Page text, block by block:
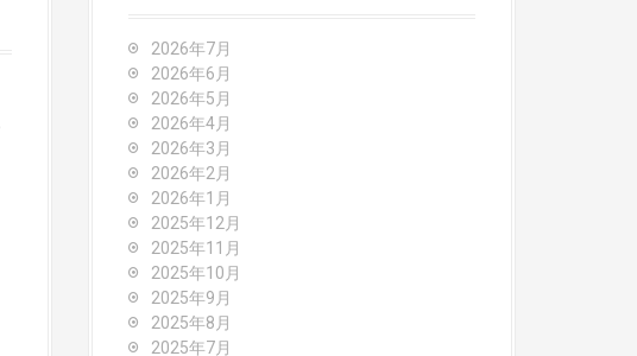
2026年7月
2026年6月
2026年5月
2026年4月
2026年3月
2026年2月
2026年1月
2025年12月
2025年11月
2025年10月
2025年9月
2025年8月
2025年7月